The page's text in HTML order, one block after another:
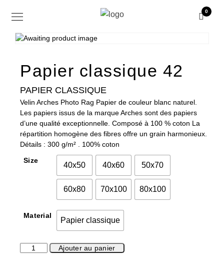
0
Papier classique 42
PAPIER CLASSIQUE
Velin Arches Photo Rag Papier de couleur blanc naturel.
Les papiers issus de la marque Arches sont des papiers
d’une qualité exceptionnelle. Composé à 100 % coton La
répartition homogène des fibres offre un grain harmonieux.
Détails : 300 g/m² . 100% coton
Size
40x50 40x60 50x70
60x80 70x100 80x100
Material
Papier classique
quantité
Ajouter au panier